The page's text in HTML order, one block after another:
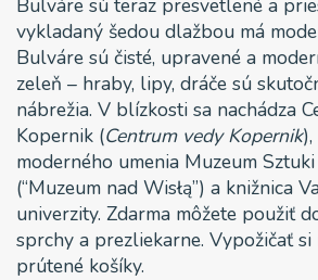
vykladaný šedou dlažbou má
Bulváre sú čisté, upravené a
zeleň – hraby, lipy, dráče sú
nábrežia. V blízkosti sa nachádza
Kopernik (Centrum vedy Kopernik
moderného umenia Muzeum
(“Muzeum nad Wisłą”) a knižnica
univerzity. Zdarma môžete použiť
sprchy a prezliekarne. Vypožičať
prútené košíky.